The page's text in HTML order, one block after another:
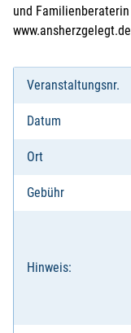
und Familienberaterin
www.ansherzgelegt.de
Veranstaltungsnr.
Datum
Ort
Gebühr
Hinweis: